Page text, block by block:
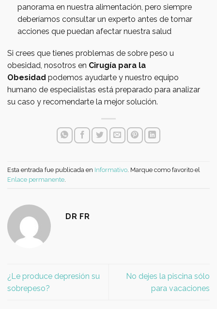
panorama en nuestra alimentación, pero siempre
deberíamos consultar un experto antes de tomar
acciones que puedan afectar nuestra salud
Si crees que tienes problemas de sobre peso u
obesidad, nosotros en Cirugía para la
Obesidad podemos ayudarte y nuestro equipo
humano de especialistas está preparado para analizar
su caso y recomendarte la mejor solución.
Esta entrada fue publicada en Informativo . Marque como favorito el
Enlace permanente
DR FR
¿Le produce depresión su
sobrepeso?
No dejes la piscina sólo
para vacaciones